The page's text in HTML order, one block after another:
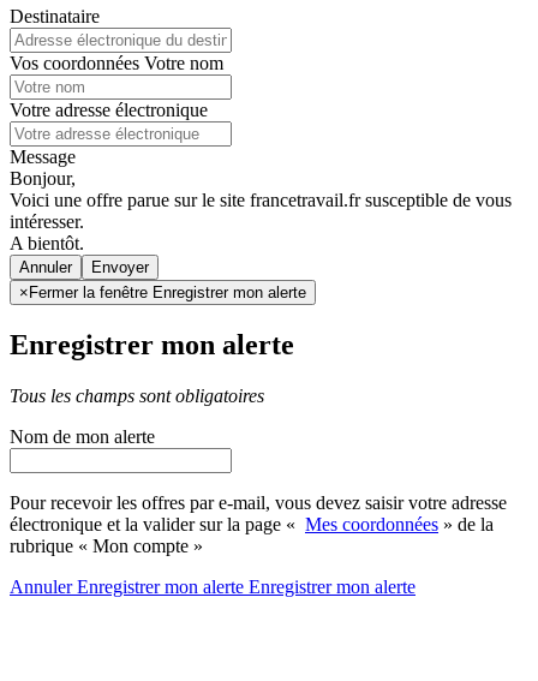
Destinataire
Vos coordonnées Votre nom
Votre adresse électronique
Message
Bonjour,
Voici une offre parue sur le site francetravail.fr susceptible de vous
intéresser.
A bientôt.
Annuler
× Fermer la fenêtre Enregistrer mon alerte
Enregistrer mon alerte
Tous les champs sont obligatoires
Nom de mon alerte
Pour recevoir les offres par e-mail, vous devez saisir votre adresse
électronique et la valider sur la page « Mes coordonnées » de la
rubrique « Mon compte »
AnnulerEnregistrer mon alerte Enregistrermon alerte